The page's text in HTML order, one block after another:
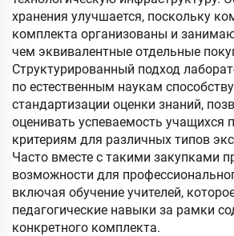
хранения улучшается, поскольку
комплекта организованы и
чем эквивалентные отдельные
Структурированный подход
по естественным наукам
стандартизации оценки знаний,
оценивать успеваемость учащихся
критериям для различных типов
Часто вместе с такими закупками
возможности для
включая обучение учителей,
педагогические навыки за рамки
конкретного комплекта.